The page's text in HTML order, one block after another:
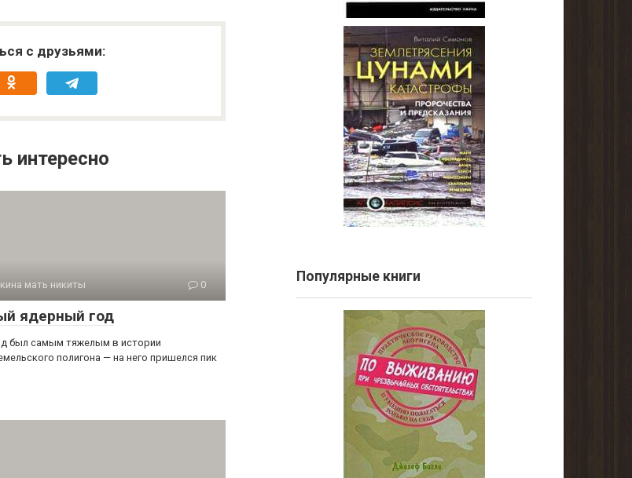
с друзьями:
интересно
мать никиты 0
ядерный год
был самым тяжелым в истории
полигона — на него пришелся пик
Популярные книги